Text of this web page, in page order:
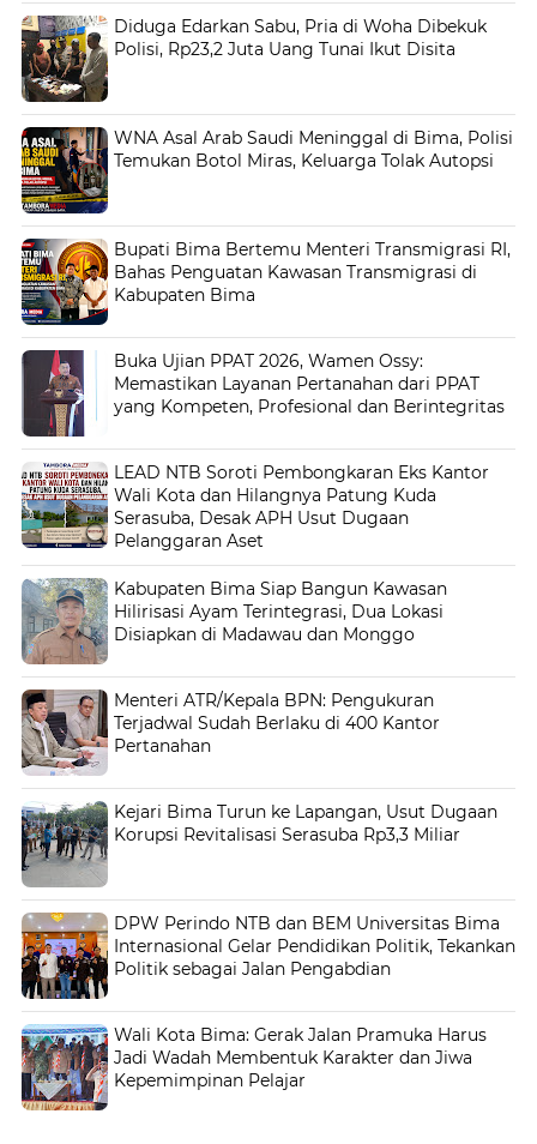
Diduga Edarkan Sabu, Pria di Woha Dibekuk
Polisi, Rp23,2 Juta Uang Tunai Ikut Disita
WNA Asal Arab Saudi Meninggal di Bima, Polisi
Temukan Botol Miras, Keluarga Tolak Autopsi
Bupati Bima Bertemu Menteri Transmigrasi RI,
Bahas Penguatan Kawasan Transmigrasi di
Kabupaten Bima
Buka Ujian PPAT 2026, Wamen Ossy:
Memastikan Layanan Pertanahan dari PPAT
yang Kompeten, Profesional dan Berintegritas
LEAD NTB Soroti Pembongkaran Eks Kantor
Wali Kota dan Hilangnya Patung Kuda
Serasuba, Desak APH Usut Dugaan
Pelanggaran Aset
Kabupaten Bima Siap Bangun Kawasan
Hilirisasi Ayam Terintegrasi, Dua Lokasi
Disiapkan di Madawau dan Monggo
Menteri ATR/Kepala BPN: Pengukuran
Terjadwal Sudah Berlaku di 400 Kantor
Pertanahan
Kejari Bima Turun ke Lapangan, Usut Dugaan
Korupsi Revitalisasi Serasuba Rp3,3 Miliar
DPW Perindo NTB dan BEM Universitas Bima
Internasional Gelar Pendidikan Politik, Tekankan
Politik sebagai Jalan Pengabdian
Wali Kota Bima: Gerak Jalan Pramuka Harus
Jadi Wadah Membentuk Karakter dan Jiwa
Kepemimpinan Pelajar